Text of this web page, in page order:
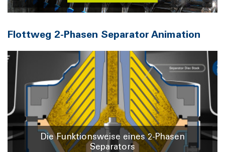
Flottweg 2-Phasen Separator Animation
Die Funktionsweise eines 2-Phasen
Separators